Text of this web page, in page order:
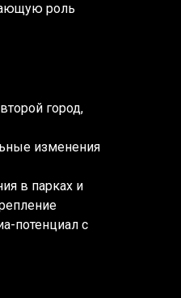
роль
город,
изменения
в парках и
потенциал с